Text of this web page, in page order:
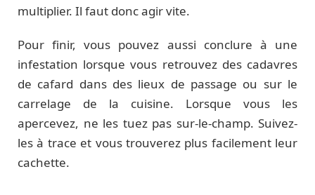
multiplier. Il faut donc agir vite.
Pour finir, vous pouvez aussi conclure à une
infestation lorsque vous retrouvez des cadavres
de cafard dans des lieux de passage ou sur le
carrelage de la cuisine. Lorsque vous les
apercevez, ne les tuez pas sur-le-champ. Suivez-
les à trace et vous trouverez plus facilement leur
cachette.